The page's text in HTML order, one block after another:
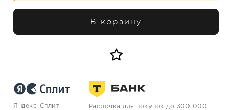
В корзину
Яндекс Сплит
Расрочка для покупок до 300 000